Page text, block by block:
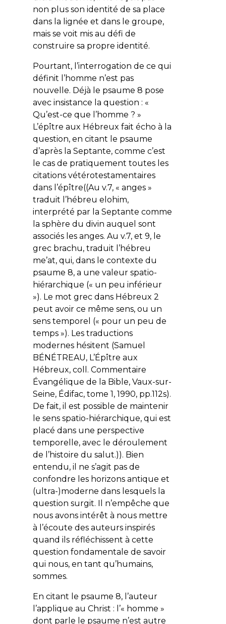
non plus son identité de sa place
dans la lignée et dans le groupe,
mais se voit mis au défi de
construire sa propre identité.
Pourtant, l’interrogation de ce qui
définit l’homme n’est pas
nouvelle. Déjà le psaume 8 pose
avec insistance la question : «
Qu’est-ce que l’homme ? »
L’épître aux Hébreux fait écho à la
question, en citant le psaume
d’après la Septante, comme c’est
le cas de pratiquement toutes les
citations vétérotestamentaires
dans l’épître((Au v.7, « anges »
traduit l’hébreu elohim,
interprété par la Septante comme
la sphère du divin auquel sont
associés les anges. Au v.7, et 9, le
grec brachu, traduit l’hébreu
me’at, qui, dans le contexte du
psaume 8, a une valeur spatio-
hiérarchique (« un peu inférieur
»). Le mot grec dans Hébreux 2
peut avoir ce même sens, ou un
sens temporel (« pour un peu de
temps »). Les traductions
modernes hésitent (Samuel
BÉNÉTREAU, L’Épître aux
Hébreux, coll. Commentaire
Évangélique de la Bible, Vaux-sur-
Seine, Édifac, tome 1, 1990, pp.112s).
De fait, il est possible de maintenir
le sens spatio-hiérarchique, qui est
placé dans une perspective
temporelle, avec le déroulement
de l’histoire du salut.)). Bien
entendu, il ne s’agit pas de
confondre les horizons antique et
(ultra-)moderne dans lesquels la
question surgit. Il n’empêche que
nous avons intérêt à nous mettre
à l’écoute des auteurs inspirés
quand ils réfléchissent à cette
question fondamentale de savoir
qui nous, en tant qu’humains,
sommes.
En citant le psaume 8, l’auteur
l’applique au Christ : l’« homme »
dont parle le psaume n’est autre